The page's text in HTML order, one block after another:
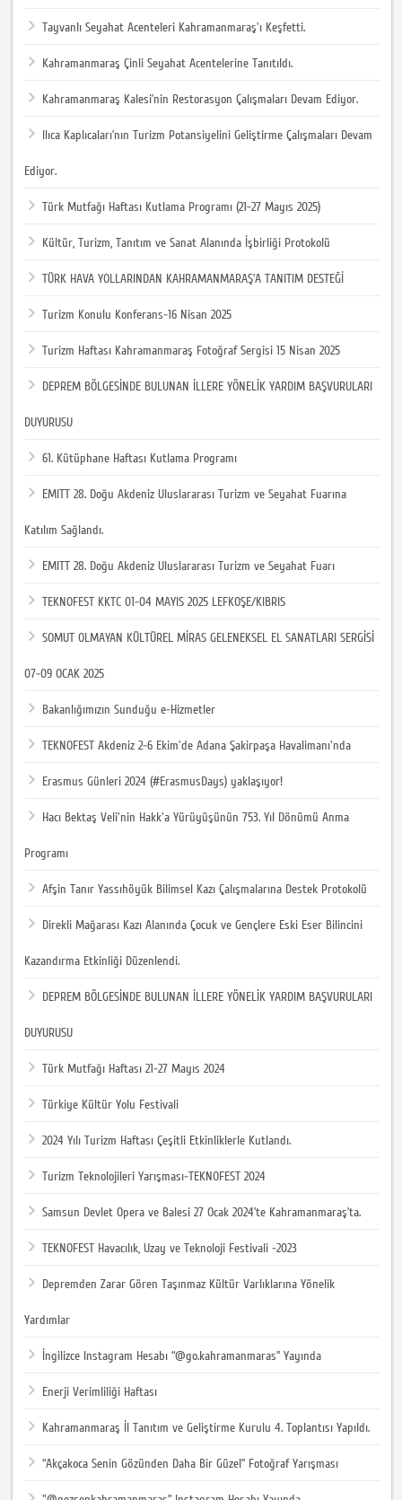
Tayvanlı Seyahat Acenteleri Kahramanmaraş'ı Keşfetti.
Kahramanmaraş Çinli Seyahat Acentelerine Tanıtıldı.
Kahramanmaraş Kalesi’nin Restorasyon Çalışmaları Devam Ediyor.
Ilıca Kaplıcaları’nın Turizm Potansiyelini Geliştirme Çalışmaları Devam
Ediyor.
Türk Mutfağı Haftası Kutlama Programı (21-27 Mayıs 2025)
Kültür, Turizm, Tanıtım ve Sanat Alanında İşbirliği Protokolü
TÜRK HAVA YOLLARINDAN KAHRAMANMARAŞ’A TANITIM DESTEĞİ
Turizm Konulu Konferans-16 Nisan 2025
Turizm Haftası Kahramanmaraş Fotoğraf Sergisi 15 Nisan 2025
DEPREM BÖLGESİNDE BULUNAN İLLERE YÖNELİK YARDIM BAŞVURULARI
DUYURUSU
61. Kütüphane Haftası Kutlama Programı
EMITT 28. Doğu Akdeniz Uluslararası Turizm ve Seyahat Fuarına
Katılım Sağlandı.
EMITT 28. Doğu Akdeniz Uluslararası Turizm ve Seyahat Fuarı
TEKNOFEST KKTC 01-04 MAYIS 2025 LEFKOŞE/KIBRIS
SOMUT OLMAYAN KÜLTÜREL MİRAS GELENEKSEL EL SANATLARI SERGİSİ
07-09 OCAK 2025
Bakanlığımızın Sunduğu e-Hizmetler
TEKNOFEST Akdeniz 2-6 Ekim'de Adana Şakirpaşa Havalimanı'nda
Erasmus Günleri 2024 (#ErasmusDays) yaklaşıyor!
Hacı Bektaş Veli'nin Hakk'a Yürüyüşünün 753. Yıl Dönümü Anma
Programı
Afşin Tanır Yassıhöyük Bilimsel Kazı Çalışmalarına Destek Protokolü
Direkli Mağarası Kazı Alanında Çocuk ve Gençlere Eski Eser Bilincini
Kazandırma Etkinliği Düzenlendi.
DEPREM BÖLGESİNDE BULUNAN İLLERE YÖNELİK YARDIM BAŞVURULARI
DUYURUSU
Türk Mutfağı Haftası 21-27 Mayıs 2024
Türkiye Kültür Yolu Festivali
2024 Yılı Turizm Haftası Çeşitli Etkinliklerle Kutlandı.
Turizm Teknolojileri Yarışması-TEKNOFEST 2024
Samsun Devlet Opera ve Balesi 27 Ocak 2024’te Kahramanmaraş’ta.
TEKNOFEST Havacılık, Uzay ve Teknoloji Festivali -2023
Depremden Zarar Gören Taşınmaz Kültür Varlıklarına Yönelik
Yardımlar
İngilizce Instagram Hesabı “@go.kahramanmaras” Yayında
Enerji Verimliliği Haftası
Kahramanmaraş İl Tanıtım ve Geliştirme Kurulu 4. Toplantısı Yapıldı.
“Akçakoca Senin Gözünden Daha Bir Güzel” Fotoğraf Yarışması